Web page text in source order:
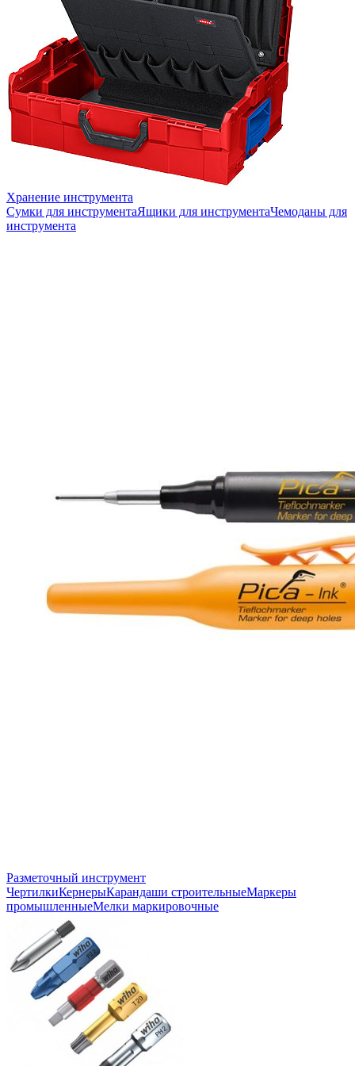
Хранение инструмента
Сумки для инструментаЯщики для инструментаЧемоданы для
инструмента
Разметочный инструмент
ЧертилкиКернерыКарандаши строительныеМаркеры
промышленныеМелки маркировочные